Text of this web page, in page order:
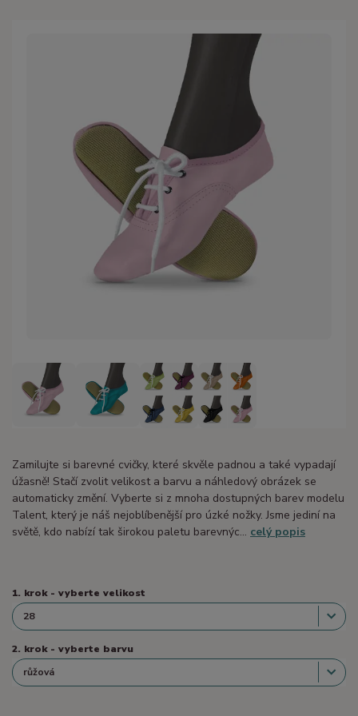
Zamilujte si barevné cvičky, které skvěle padnou a také vypadají
úžasně! Stačí zvolit velikost a barvu a náhledový obrázek se
automaticky změní. Vyberte si z mnoha dostupných barev modelu
Talent, který je náš nejoblíbenější pro úzké nožky. Jsme jediní na
světě, kdo nabízí tak širokou paletu barevnýc... celý popis
1. krok - vyberte velikost
2. krok - vyberte barvu